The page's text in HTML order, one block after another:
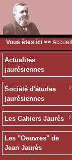
Vous êtes ici >> Accueil
Actualités
jaurésiennes
Société d'études
jaurésiennes
Les Cahiers Jaurès
Les "Oeuvres" de
Jean Jaurès